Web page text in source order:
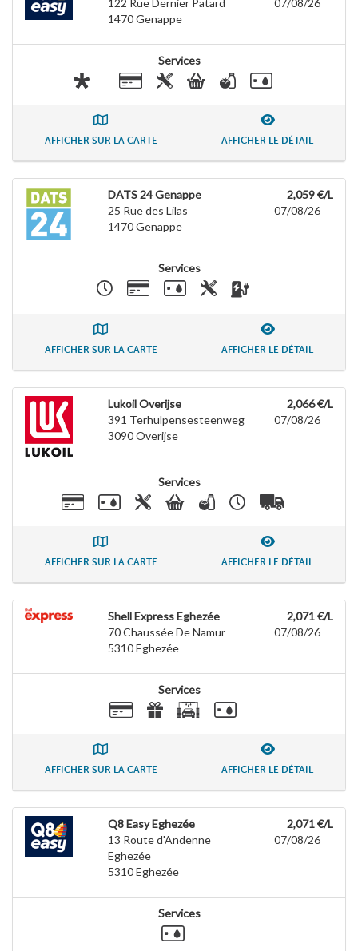
122 Rue Dernier Patard
1470Genappe
07/08/26
Services
AFFICHER SUR LA CARTE AFFICHER LE DÉTAIL
DATS 24 Genappe
25 Rue des Lilas
1470Genappe
2,059 €/L
07/08/26
Services
AFFICHER SUR LA CARTE AFFICHER LE DÉTAIL
Lukoil Overijse
391 Terhulpensesteenweg
3090Overijse
2,066 €/L
07/08/26
Services
AFFICHER SUR LA CARTE AFFICHER LE DÉTAIL
Shell Express Eghezée
70 Chaussée De Namur
5310Eghezée
2,071 €/L
07/08/26
Services
AFFICHER SUR LA CARTE AFFICHER LE DÉTAIL
Q8 Easy Eghezée
13 Route d'Andenne
Eghezée
5310Eghezée
2,071 €/L
07/08/26
Services